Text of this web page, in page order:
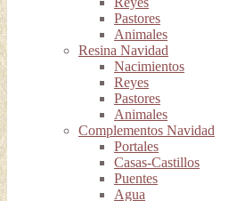
Pastores
Animales
Resina Navidad
Nacimientos
Reyes
Pastores
Animales
Complementos Navidad
Portales
Casas-Castillos
Puentes
Agua